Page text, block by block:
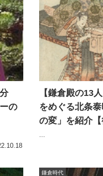
の
【鎌倉殿の13
をめぐる北条
の変」を紹介【
鎌倉時代